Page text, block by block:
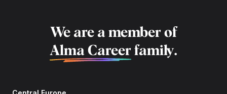
We are a member of
Alma Career family.